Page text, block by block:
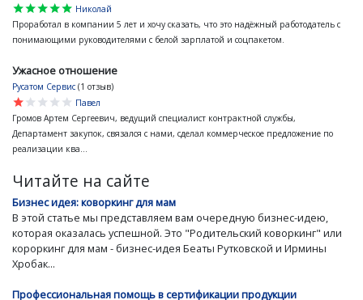
star
star
star
star
star
Николай
Проработал в компании 5 лет и хочу сказать, что это надёжный работодатель с
понимающими руководителями с белой зарплатой и соцпакетом.
Ужасное отношение
Русатом Сервис (1 отзыв)
star
star
star
star
star
Павел
Громов Артем Сергеевич, ведущий специалист контрактной службы,
Департамент закупок, связался с нами, сделал коммерческое предложение по
реализации ква...
Читайте на сайте
Бизнес идея: коворкинг для мам
В этой статье мы представляем вам очередную бизнес-идею,
которая оказалась успешной. Это "Родительский коворкинг" или
короркинг для мам - бизнес-идея Беаты Рутковской и Ирмины
Хробак...
Профессиональная помощь в сертификации продукции